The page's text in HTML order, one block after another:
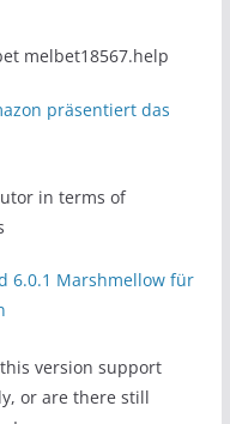
melbet18567.help
präsentiert das
in terms of
6.0.1 Marshmellow für
version support
or are there still